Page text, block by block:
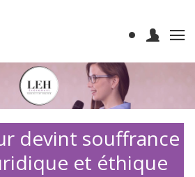
devint souffrance
et éthique